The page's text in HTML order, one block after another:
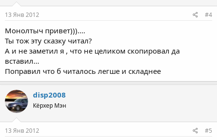
13 Янв 2012 #4
Монолтыч привет)))....
Ты тож эту сказку читал?
А и не заметил я , что не целиком скопировал да
вставил...
Поправил что б читалось легше и складнее
disp2008
Кёрхер Мэн
13 Янв 2012 #5